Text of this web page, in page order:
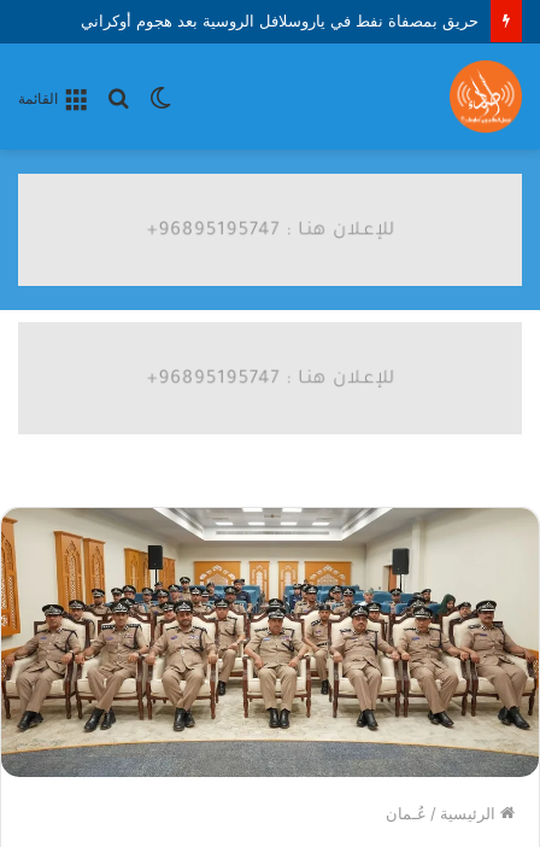
حريق بمصفاة نفط في ياروسلافل الروسية بعد هجوم أوكراني
القائمة
بحث الوضع
الرئيسية / عُـمان